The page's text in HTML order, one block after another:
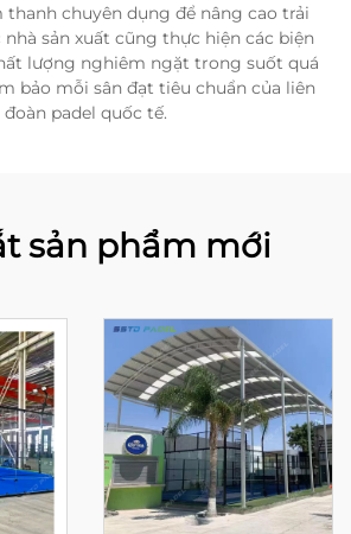
chuyên dụng để nâng cao trải
sản xuất cũng thực hiện các biện
lượng nghiêm ngặt trong suốt quá
bảo mỗi sân đạt tiêu chuẩn của liên
đoàn padel quốc tế.
sản phẩm mới